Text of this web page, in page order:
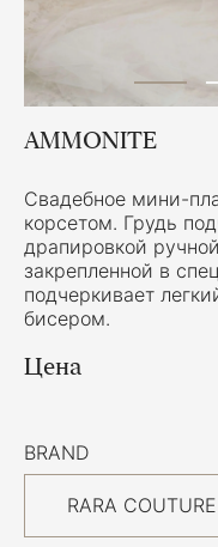
AMMONITE
Свадебное мини-
корсетом. Грудь
драпировкой
закрепленной в
подчеркивает
бисером.
Цена
BRAND
RARA COUTURE